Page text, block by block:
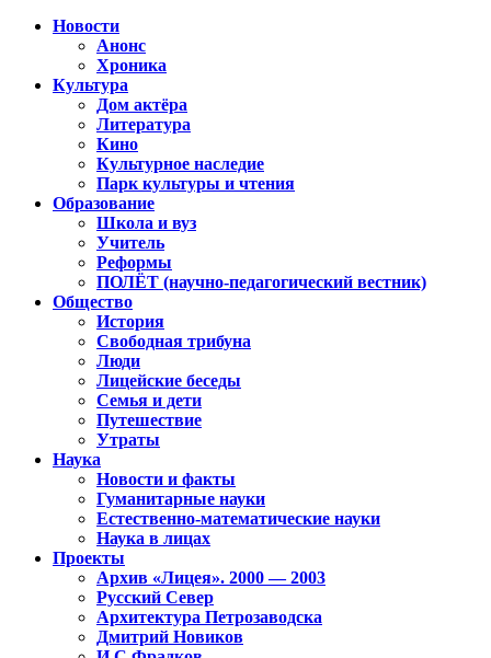
Новости
Анонс
Хроника
Культура
Дом актёра
Литература
Кино
Культурное наследие
Парк культуры и чтения
Образование
Школа и вуз
Учитель
Реформы
ПОЛЁТ (научно-педагогический вестник)
Общество
История
Свободная трибуна
Люди
Лицейские беседы
Семья и дети
Путешествие
Утраты
Наука
Новости и факты
Гуманитарные науки
Естественно-математические науки
Наука в лицах
Проекты
Архив «Лицея». 2000 — 2003
Русский Север
Архитектура Петрозаводска
Дмитрий Новиков